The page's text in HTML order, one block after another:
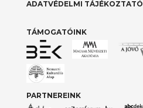
ADATVÉDELMI TÁJÉKOZTATÓ
TÁMOGATÓINK
PARTNEREINK